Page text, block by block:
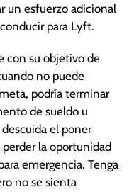
un esfuerzo adicional
para Lyft.
con su objetivo de
no puede
podría terminar
de sueldo u
el poner
la oportunidad
emergencia. Tenga
no se sienta